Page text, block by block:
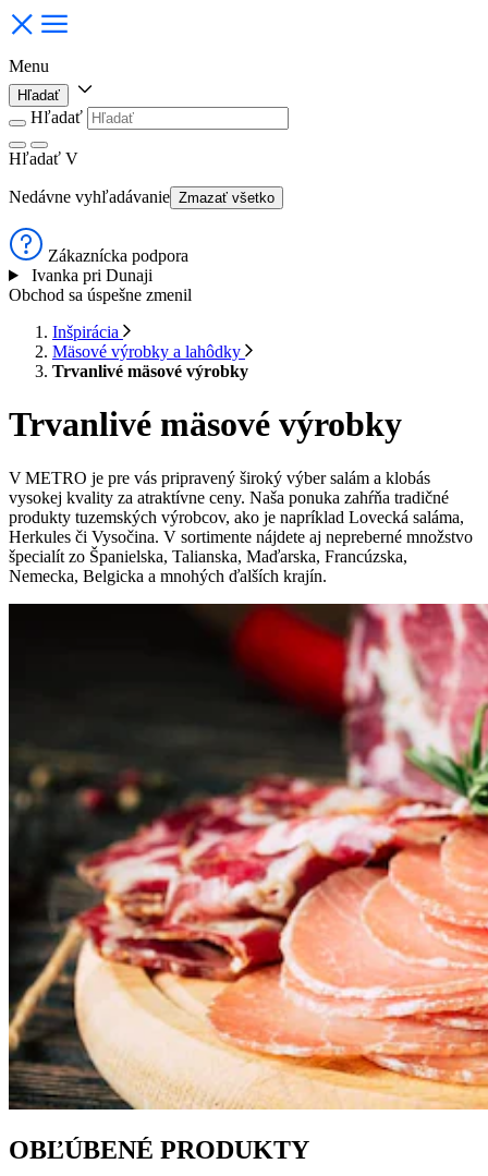
Menu
Hľadať
Hľadať
Hľadať V
Nedávne vyhľadávanie Zmazať všetko
Zákaznícka podpora
Ivanka pri Dunaji
Obchod sa úspešne zmenil
Inšpirácia
Mäsové výrobky a lahôdky
Trvanlivé mäsové výrobky
Trvanlivé mäsové výrobky
V METRO je pre vás pripravený široký výber salám a klobás
vysokej kvality za atraktívne ceny. Naša ponuka zahŕňa tradičné
produkty tuzemských výrobcov, ako je napríklad Lovecká saláma,
Herkules či Vysočina. V sortimente nájdete aj nepreberné množstvo
špecialít zo Španielska, Talianska, Maďarska, Francúzska,
Nemecka, Belgicka a mnohých ďalších krajín.
OBĽÚBENÉ PRODUKTY